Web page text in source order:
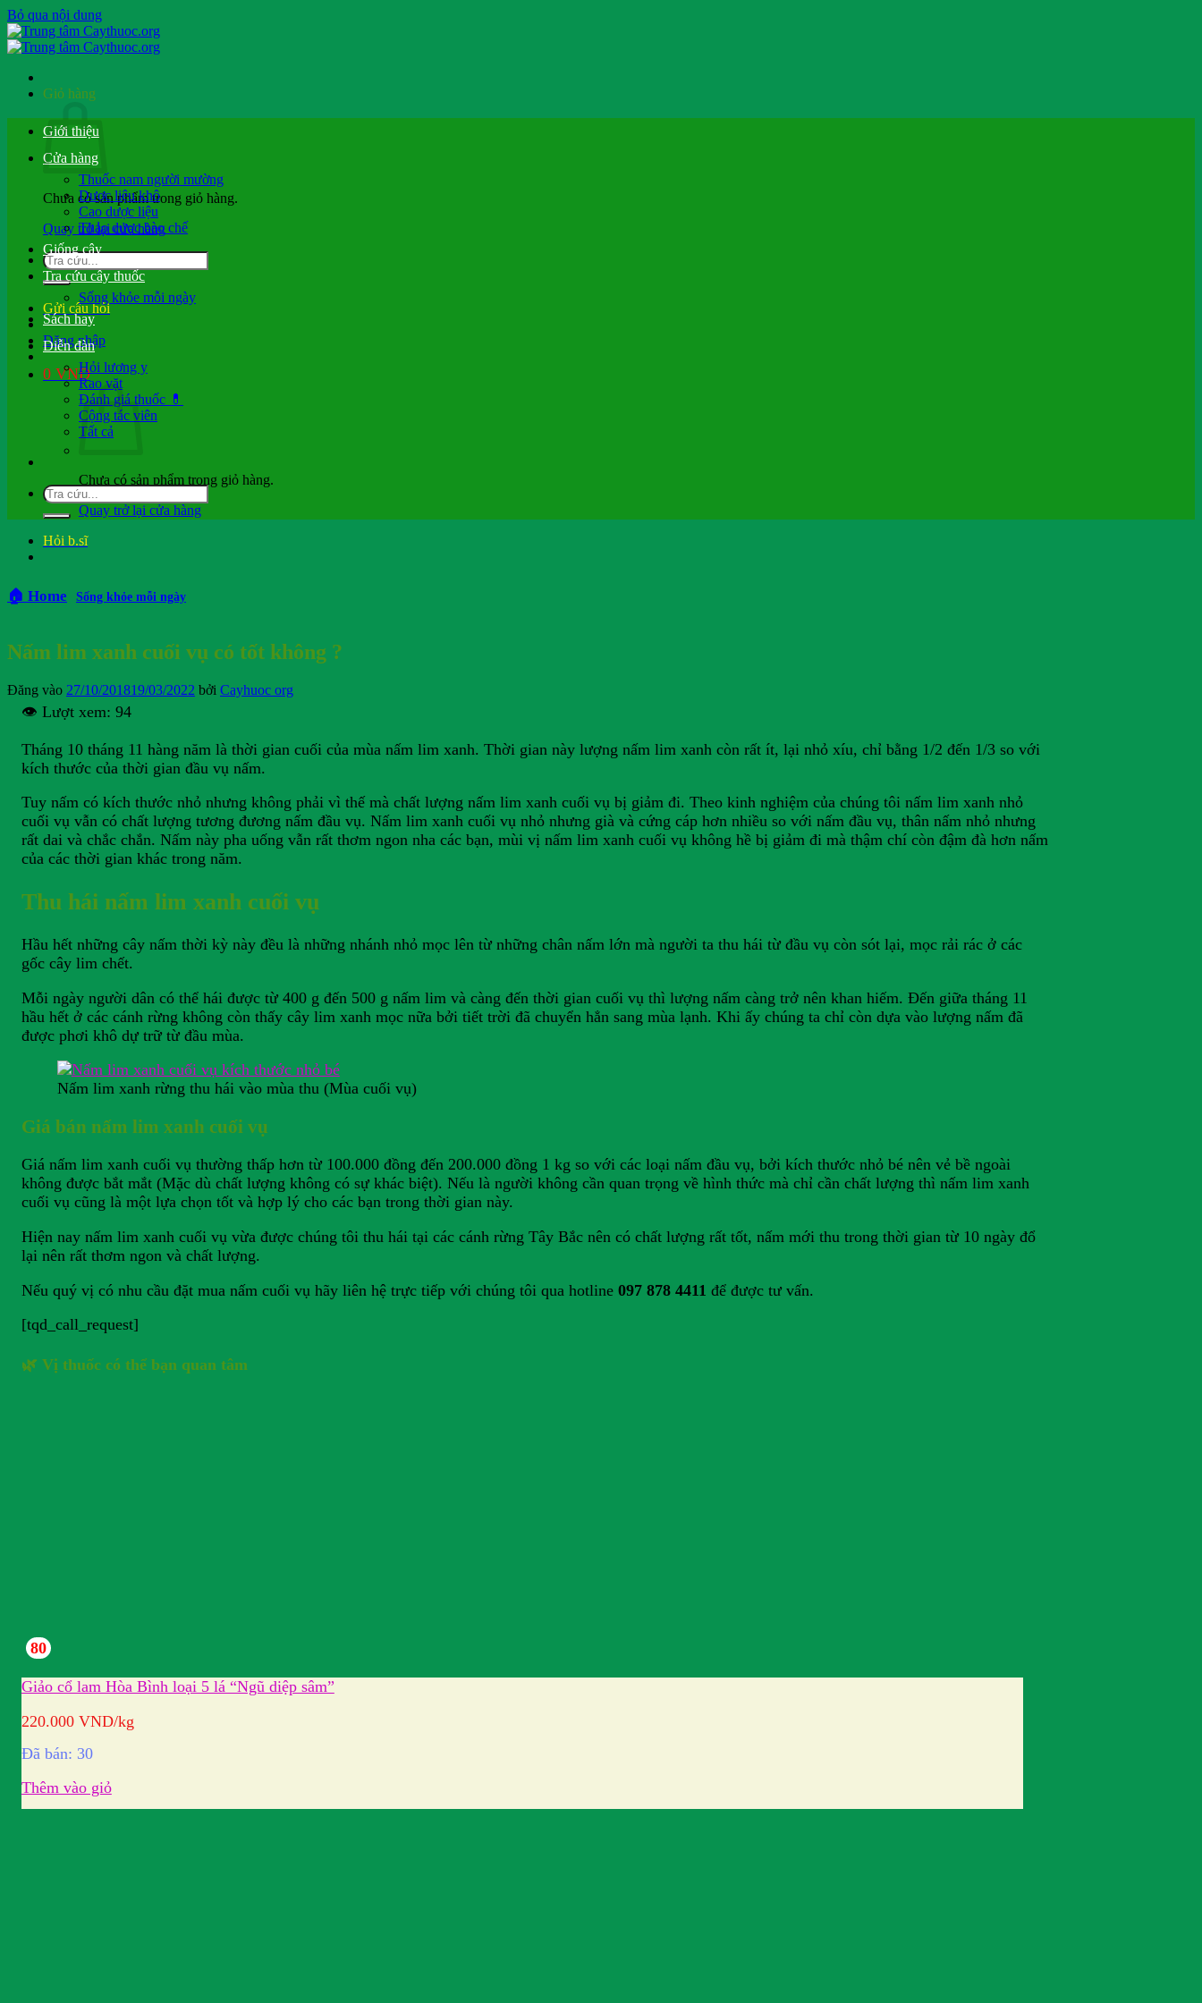
Bỏ qua nội dung
Giỏ hàng
Chưa có sản phẩm trong giỏ hàng.
Quay trở lại cửa hàng
Gửi câu hỏi
Đăng nhập
0 VND
Chưa có sản phẩm trong giỏ hàng.
Quay trở lại cửa hàng
Hỏi b.sĩ
Giới thiệu
Cửa hàng
Thuốc nam người mường
Dược liệu khô
Cao dược liệu
Thảo dược bào chế
Giống cây
Tra cứu cây thuốc
Sống khỏe mỗi ngày
Sách hay
Diễn đàn
Hỏi lương y
Rao vặt
Đánh giá thuốc 💊
Cộng tác viên
Tất cả
🏠 Home Sống khỏe mỗi ngày
Nấm lim xanh cuối vụ có tốt không ?
Đăng vào 27/10/201819/03/2022 bởi Cayhuoc org
👁️ Lượt xem: 94
Tháng 10 tháng 11 hàng năm là thời gian cuối của mùa nấm lim xanh. Thời gian này lượng nấm lim xanh còn rất ít, lại nhỏ xíu, chỉ bằng 1/2 đến 1/3 so với
kích thước của thời gian đầu vụ nấm.
Tuy nấm có kích thước nhỏ nhưng không phải vì thế mà chất lượng nấm lim xanh cuối vụ bị giảm đi. Theo kinh nghiệm của chúng tôi nấm lim xanh nhỏ
cuối vụ vẫn có chất lượng tương đương nấm đầu vụ. Nấm lim xanh cuối vụ nhỏ nhưng già và cứng cáp hơn nhiều so với nấm đầu vụ, thân nấm nhỏ nhưng
rất dai và chắc chắn. Nấm này pha uống vẫn rất thơm ngon nha các bạn, mùi vị nấm lim xanh cuối vụ không hề bị giảm đi mà thậm chí còn đậm đà hơn nấm
của các thời gian khác trong năm.
Thu hái nấm lim xanh cuối vụ
Hầu hết những cây nấm thời kỳ này đều là những nhánh nhỏ mọc lên từ những chân nấm lớn mà người ta thu hái từ đầu vụ còn sót lại, mọc rải rác ở các
gốc cây lim chết.
Mỗi ngày người dân có thể hái được từ 400 g đến 500 g nấm lim và càng đến thời gian cuối vụ thì lượng nấm càng trở nên khan hiếm. Đến giữa tháng 11
hầu hết ở các cánh rừng không còn thấy cây lim xanh mọc nữa bởi tiết trời đã chuyển hẳn sang mùa lạnh. Khi ấy chúng ta chỉ còn dựa vào lượng nấm đã
được phơi khô dự trữ từ đầu mùa.
Nấm lim xanh rừng thu hái vào mùa thu (Mùa cuối vụ)
Giá bán nấm lim xanh cuối vụ
Giá nấm lim xanh cuối vụ thường thấp hơn từ 100.000 đồng đến 200.000 đồng 1 kg so với các loại nấm đầu vụ, bởi kích thước nhỏ bé nên vẻ bề ngoài
không được bắt mắt (Mặc dù chất lượng không có sự khác biệt). Nếu là người không cần quan trọng về hình thức mà chỉ cần chất lượng thì nấm lim xanh
cuối vụ cũng là một lựa chọn tốt và hợp lý cho các bạn trong thời gian này.
Hiện nay nấm lim xanh cuối vụ vừa được chúng tôi thu hái tại các cánh rừng Tây Bắc nên có chất lượng rất tốt, nấm mới thu trong thời gian từ 10 ngày đổ
lại nên rất thơm ngon và chất lượng.
Nếu quý vị có nhu cầu đặt mua nấm cuối vụ hãy liên hệ trực tiếp với chúng tôi qua hotline 097 878 4411 để được tư vấn.
[tqd_call_request]
🌿 Vị thuốc có thể bạn quan tâm
80
Giảo cổ lam Hòa Bình loại 5 lá “Ngũ diệp sâm”
220.000 VND/kg
Đã bán: 30
Thêm vào giỏ